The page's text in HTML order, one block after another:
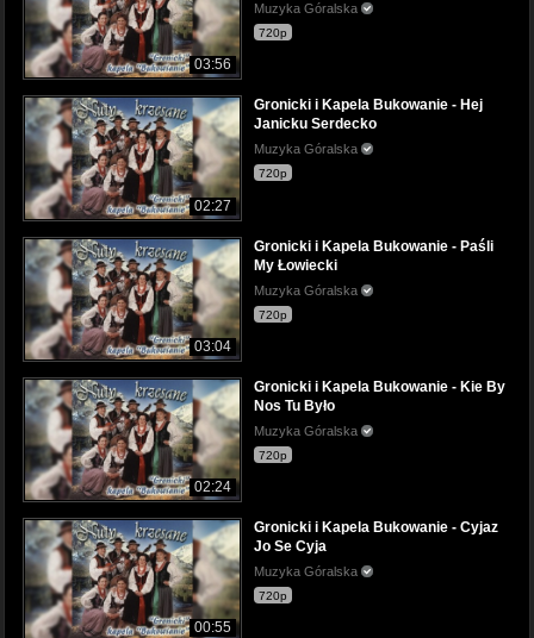
03:56
Muzyka Góralska
720p
02:27
Gronicki i Kapela Bukowanie - Hej
Janicku Serdecko
Muzyka Góralska
720p
03:04
Gronicki i Kapela Bukowanie - Paśli
My Łowiecki
Muzyka Góralska
720p
02:24
Gronicki i Kapela Bukowanie - Kie By
Nos Tu Było
Muzyka Góralska
720p
00:55
Gronicki i Kapela Bukowanie - Cyjaz
Jo Se Cyja
Muzyka Góralska
720p